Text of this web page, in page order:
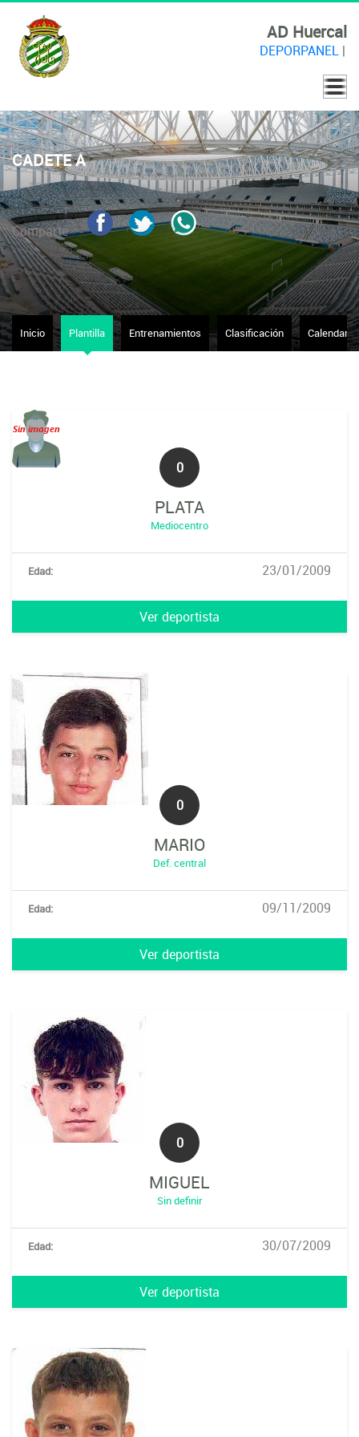
AD Huercal
DEPORPANEL|
CADETE A
Comparte
Inicio Plantilla Entrenamientos Clasificación Calendario
0
PLATA
Mediocentro
Edad: 23/01/2009
Ver deportista
0
MARIO
Def. central
Edad: 09/11/2009
Ver deportista
0
MIGUEL
Sin definir
Edad: 30/07/2009
Ver deportista